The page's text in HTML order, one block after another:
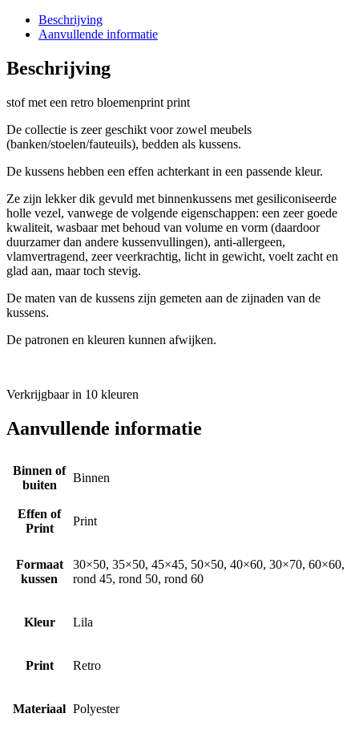
Beschrijving
Aanvullende informatie
Beschrijving
stof met een retro bloemenprint print
De collectie is zeer geschikt voor zowel meubels
(banken/stoelen/fauteuils), bedden als kussens.
De kussens hebben een effen achterkant in een passende kleur.
Ze zijn lekker dik gevuld met binnenkussens met gesiliconiseerde
holle vezel, vanwege de volgende eigenschappen: een zeer goede
kwaliteit, wasbaar met behoud van volume en vorm (daardoor
duurzamer dan andere kussenvullingen), anti-allergeen,
vlamvertragend, zeer veerkrachtig, licht in gewicht, voelt zacht en
glad aan, maar toch stevig.
De maten van de kussens zijn gemeten aan de zijnaden van de
kussens.
De patronen en kleuren kunnen afwijken.
Verkrijgbaar in 10 kleuren
Aanvullende informatie
Binnen of
buiten
Binnen
Effen of
Print
Print
Formaat
kussen
30×50, 35×50, 45×45, 50×50, 40×60, 30×70, 60×60,
rond 45, rond 50, rond 60
Kleur Lila
Print Retro
Materiaal Polyester